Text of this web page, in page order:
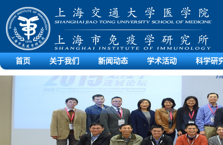
首页 关于我们 新闻动态 学术活动 科学研